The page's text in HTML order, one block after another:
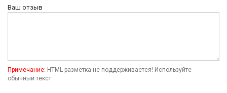
Ваш отзыв
Примечание: HTML разметка не поддерживается! Используйте
обычный текст.